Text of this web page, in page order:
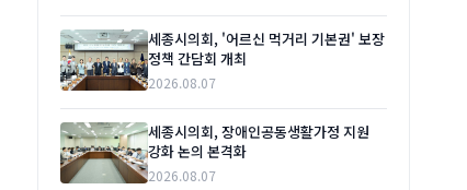
세종시의회, '어르신 먹거리 기본권' 보장
정책 간담회 개최
2026.08.07
세종시의회, 장애인공동생활가정 지원
강화 논의 본격화
2026.08.07